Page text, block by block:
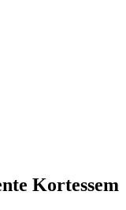
Kortessem